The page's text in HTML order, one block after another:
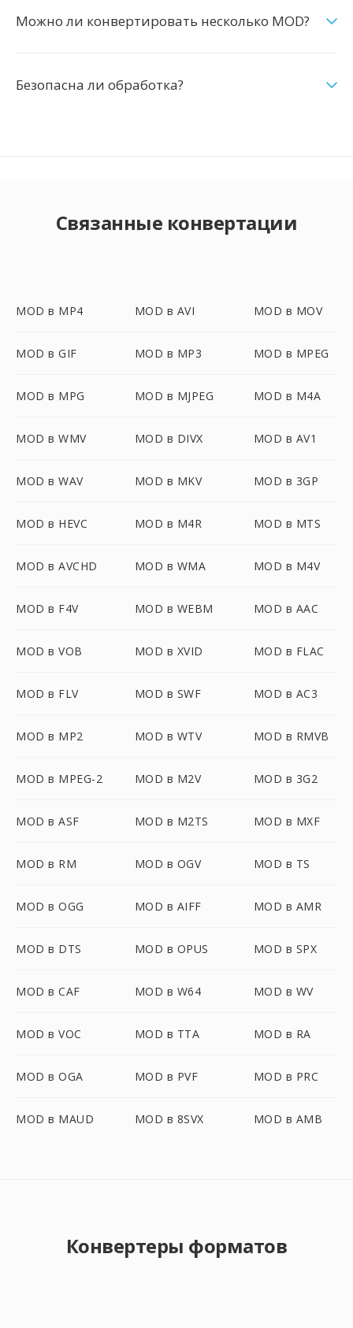
Можно ли конвертировать несколько MOD?
Безопасна ли обработка?
Связанные конвертации
MOD в MP4 MOD в AVI MOD в MOV
MOD в GIF MOD в MP3 MOD в MPEG
MOD в MPG MOD в MJPEG MOD в M4A
MOD в WMV MOD в DIVX MOD в AV1
MOD в WAV MOD в MKV MOD в 3GP
MOD в HEVC MOD в M4R MOD в MTS
MOD в AVCHD MOD в WMA MOD в M4V
MOD в F4V MOD в WEBM MOD в AAC
MOD в VOB MOD в XVID MOD в FLAC
MOD в FLV MOD в SWF MOD в AC3
MOD в MP2 MOD в WTV MOD в RMVB
MOD в MPEG-2 MOD в M2V MOD в 3G2
MOD в ASF MOD в M2TS MOD в MXF
MOD в RM MOD в OGV MOD в TS
MOD в OGG MOD в AIFF MOD в AMR
MOD в DTS MOD в OPUS MOD в SPX
MOD в CAF MOD в W64 MOD в WV
MOD в VOC MOD в TTA MOD в RA
MOD в OGA MOD в PVF MOD в PRC
MOD в MAUD MOD в 8SVX MOD в AMB
Конвертеры форматов